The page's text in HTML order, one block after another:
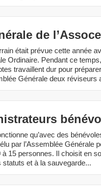
de
était prévue cette année
Ordinaire. Pendant ce
travaillent dur pour
Générale deux
qu’avec des
par l’Assemblée Générale
15 personnes. Il choisit en
et à la sauvegarde...